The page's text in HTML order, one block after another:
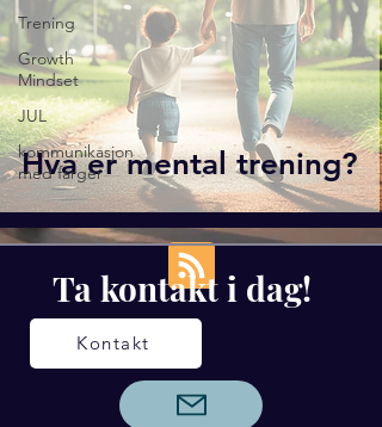
Trening
Growth
Mindset
JUL
kommunikasjon
med farger
Hva er mental trening?
Ta kontakt i dag!
Kontakt